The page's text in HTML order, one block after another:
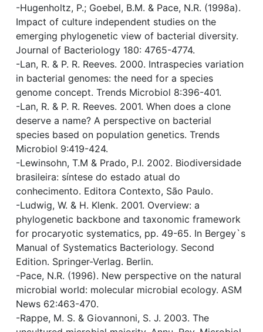
-Hugenholtz, P.; Goebel, B.M. & Pace, N.R. (1998a).
Impact of culture independent studies on the
emerging phylogenetic view of bacterial diversity.
Journal of Bacteriology 180: 4765-4774.
-Lan, R. & P. R. Reeves. 2000. Intraspecies variation
in bacterial genomes: the need for a species
genome concept. Trends Microbiol 8:396-401.
-Lan, R. & P. R. Reeves. 2001. When does a clone
deserve a name? A perspective on bacterial
species based on population genetics. Trends
Microbiol 9:419-424.
-Lewinsohn, T.M & Prado, P.I. 2002. Biodiversidade
brasileira: síntese do estado atual do
conhecimento. Editora Contexto, São Paulo.
-Ludwig, W. & H. Klenk. 2001. Overview: a
phylogenetic backbone and taxonomic framework
for procaryotic systematics, pp. 49-65. In Bergey`s
Manual of Systematics Bacteriology. Second
Edition. Springer-Verlag. Berlin.
-Pace, N.R. (1996). New perspective on the natural
microbial world: molecular microbial ecology. ASM
News 62:463-470.
-Rappe, M. S. & Giovannoni, S. J. 2003. The